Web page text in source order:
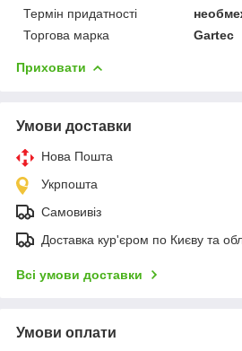
Термін придатності
Торгова марка
Gartec
Приховати
Умови доставки
Нова Пошта
Укрпошта
Самовивіз
Доставка кур'єром по Києву та
Всі умови доставки
Умови оплати